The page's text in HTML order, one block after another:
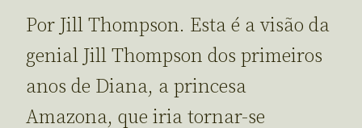
Por Jill Thompson. Esta é a visão da
genial Jill Thompson dos primeiros
anos de Diana, a princesa
Amazona, que iria tornar-se